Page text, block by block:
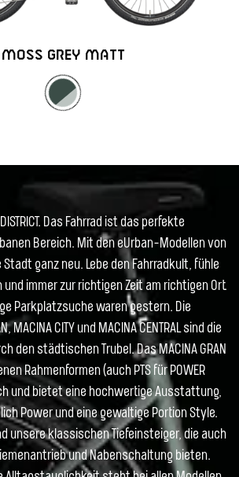
MOSS GREY MATT
DISTRICT. Das Fahrrad ist das perfekte
Bereich. Mit den eUrban-Modellen von
Stadt ganz neu. Lebe den Fahrradkult, fühle
immer zur richtigen Zeit am richtigen Ort.
Parkplatzsuche waren gestern. Die
MACINA CITY und MACINA CENTRAL sind die
den städtischen Trubel. Das MACINA GRAN
Rahmenformen (auch PTS für POWER
und bietet eine hochwertige Ausstattung,
Power und eine gewaltige Portion Style.
unsere klassischen Tiefeinsteiger, die auch
und Nabenschaltung bieten.